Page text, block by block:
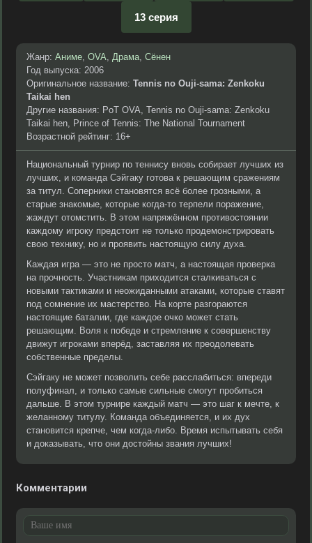
13 серия
Жанр: Аниме, OVA, Драма, Сёнен
Год выпуска: 2006
Оригинальное название: Tennis no Ouji-sama: Zenkoku
Taikai hen
Другие названия: PoT OVA, Tennis no Ouji-sama: Zenkoku
Taikai hen, Prince of Tennis: The National Tournament
Возрастной рейтинг: 16+
Национальный турнир по теннису вновь собирает лучших из
лучших, и команда Сэйгаку готова к решающим сражениям
за титул. Соперники становятся всё более грозными, а
старые знакомые, которые когда-то терпели поражение,
жаждут отомстить. В этом напряжённом противостоянии
каждому игроку предстоит не только продемонстрировать
свою технику, но и проявить настоящую силу духа.
Каждая игра — это не просто матч, а настоящая проверка
на прочность. Участникам приходится сталкиваться с
новыми тактиками и неожиданными атаками, которые ставят
под сомнение их мастерство. На корте разгораются
настоящие баталии, где каждое очко может стать
решающим. Воля к победе и стремление к совершенству
движут игроками вперёд, заставляя их преодолевать
собственные пределы.
Сэйгаку не может позволить себе расслабиться: впереди
полуфинал, и только самые сильные смогут пробиться
дальше. В этом турнире каждый матч — это шаг к мечте, к
желанному титулу. Команда объединяется, и их дух
становится крепче, чем когда-либо. Время испытывать себя
и доказывать, что они достойны звания лучших!
Комментарии